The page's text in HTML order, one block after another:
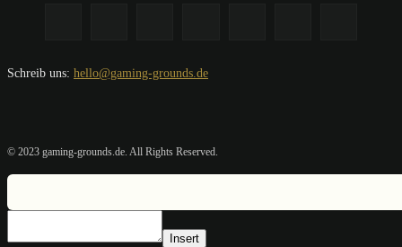
Schreib uns: hello@gaming-grounds.de
© 2023 gaming-grounds.de. All Rights Reserved.
Insert